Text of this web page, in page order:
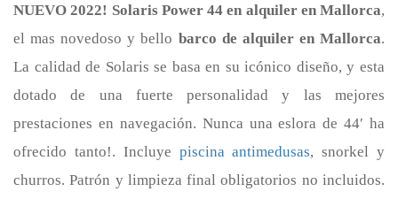
NUEVO 2022! Solaris Power 44 en alquiler en Mallorca,
el mas novedoso y bello barco de alquiler en Mallorca.
La calidad de Solaris se basa en su icónico diseño, y esta
dotado de una fuerte personalidad y las mejores
prestaciones en navegación. Nunca una eslora de 44′ ha
ofrecido tanto!. Incluye piscina antimedusas, snorkel y
churros. Patrón y limpieza final obligatorios no incluidos.